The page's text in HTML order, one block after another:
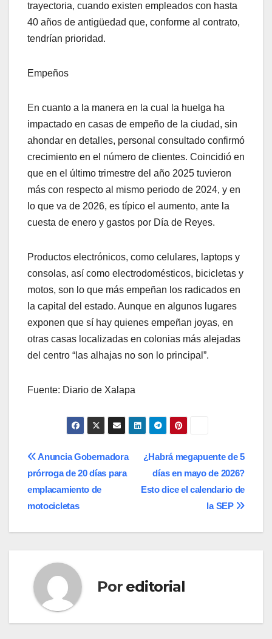
trayectoria, cuando existen empleados con hasta
40 años de antigüedad que, conforme al contrato,
tendrían prioridad.
Empeños
En cuanto a la manera en la cual la huelga ha
impactado en casas de empeño de la ciudad, sin
ahondar en detalles, personal consultado confirmó
crecimiento en el número de clientes. Coincidió en
que en el último trimestre del año 2025 tuvieron
más con respecto al mismo periodo de 2024, y en
lo que va de 2026, es típico el aumento, ante la
cuesta de enero y gastos por Día de Reyes.
Productos electrónicos, como celulares, laptops y
consolas, así como electrodomésticos, bicicletas y
motos, son lo que más empeñan los radicados en
la capital del estado. Aunque en algunos lugares
exponen que sí hay quienes empeñan joyas, en
otras casas localizadas en colonias más alejadas
del centro “las alhajas no son lo principal”.
Fuente: Diario de Xalapa
Navegación
de
entradas
¿Habrá megapuente de 5
días en mayo de 2026?
Esto dice el calendario de
la SEP
Anuncia Gobernadora
prórroga de 20 días para
emplacamiento de
motocicletas
Por editorial